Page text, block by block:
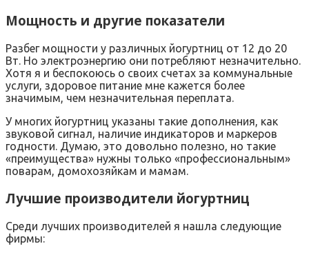
Мощность и другие показатели
Разбег мощности у различных йогуртниц от 12 до 20
Вт. Но электроэнергию они потребляют незначительно.
Хотя я и беспокоюсь о своих счетах за коммунальные
услуги, здоровое питание мне кажется более
значимым, чем незначительная переплата.
У многих йогуртниц указаны такие дополнения, как
звуковой сигнал, наличие индикаторов и маркеров
годности. Думаю, это довольно полезно, но такие
«преимущества» нужны только «профессиональным»
поварам, домохозяйкам и мамам.
Лучшие производители йогуртниц
Среди лучших производителей я нашла следующие
фирмы: